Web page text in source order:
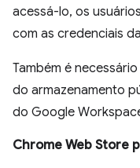
acessá-lo, os
com as credenciais
Também é
do armazenamento
do Google
Chrome Web Store